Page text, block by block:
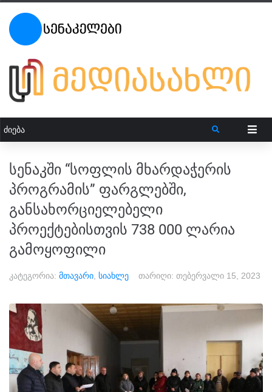
სენაკში “სოფლის მხარდაჭერის
პროგრამის” ფარგლებში,
განსახორციელებელი
პროექტებისთვის 738 000 ლარია
გამოყოფილი
კატეგორია: მთავარი სიახლე თარიღი: თებერვალი 15, 2023